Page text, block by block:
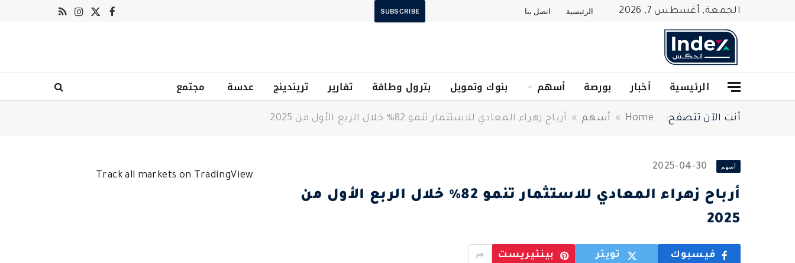
الجمعة, أغسطس 7, 2026 الرئيسية اتصل بنا SUBSCRIBE
فيسبوك
X
الانستغرام
RSS
الرئيسية أخبار بورصة أسهم بنوك وتمويل بترول وطاقة تقارير تريندينج عدسة مجتمع
أنت الآن تتصفح: Home
» أسهم » أرباح زهراء المعادي للاستثمار تنمو 82% خلال الربع الأول من 2025
أسهم 2025-04-30
أرباح زهراء المعادي للاستثمار تنمو 82% خلال الربع الأول من
2025
فيسبوك تويتر بينتيريست
Track all markets on TradingView